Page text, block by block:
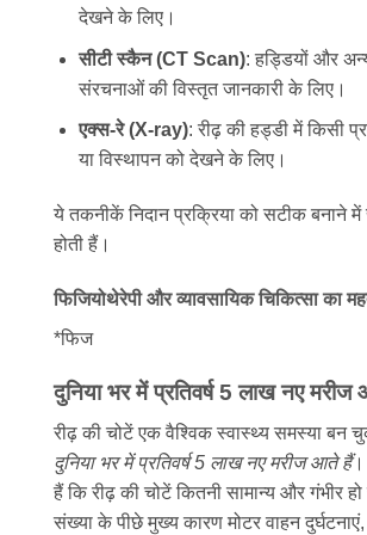
देखने के लिए।
सीटी स्कैन (CT Scan): हड्डियों और
संरचनाओं की विस्तृत जानकारी के लिए।
एक्स-रे (X-ray): रीढ़ की हड्डी में किसी
या विस्थापन को देखने के लिए।
ये तकनीकें निदान प्रक्रिया को सटीक बनाने में
होती हैं।
फिजियोथेरेपी और व्यावसायिक चिकित्सा का
*फिज
दुनिया भर में प्रतिवर्ष 5 लाख नए
रीढ़ की चोटें एक वैश्विक स्वास्थ्य समस्या बन
दुनिया भर में प्रतिवर्ष 5 लाख नए मरीज आते हैं।
हैं कि रीढ़ की चोटें कितनी सामान्य और गंभीर
संख्या के पीछे मुख्य कारण मोटर वाहन